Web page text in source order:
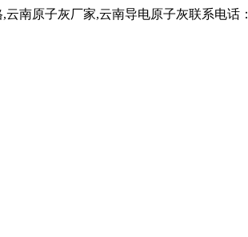
南原子灰厂家,云南导电原子灰联系电话